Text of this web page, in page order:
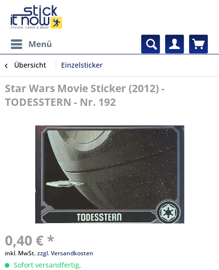
Menü
Übersicht Einzelsticker
Star Wars Movie Sticker (2012) -
TODESSTERN - Nr. 192
0,40 € *
inkl. MwSt.zzgl. Versandkosten
Sofort versandfertig,